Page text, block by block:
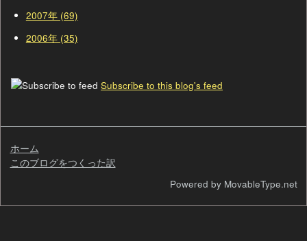
2007年 (69)
2006年 (35)
Subscribe to this blog's feed
ホーム
このブログをつくった訳
自
Powered by MovableType.net